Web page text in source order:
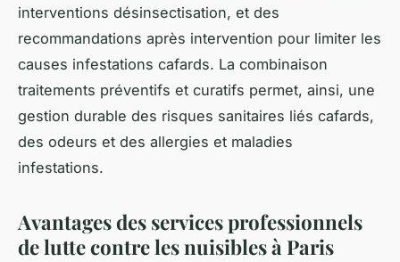
interventions désinsectisation, et des
recommandations après intervention pour limiter les
causes infestations cafards. La combinaison
traitements préventifs et curatifs permet, ainsi, une
gestion durable des risques sanitaires liés cafards,
des odeurs et des allergies et maladies
infestations.
Avantages des services professionnels
de lutte contre les nuisibles à Paris